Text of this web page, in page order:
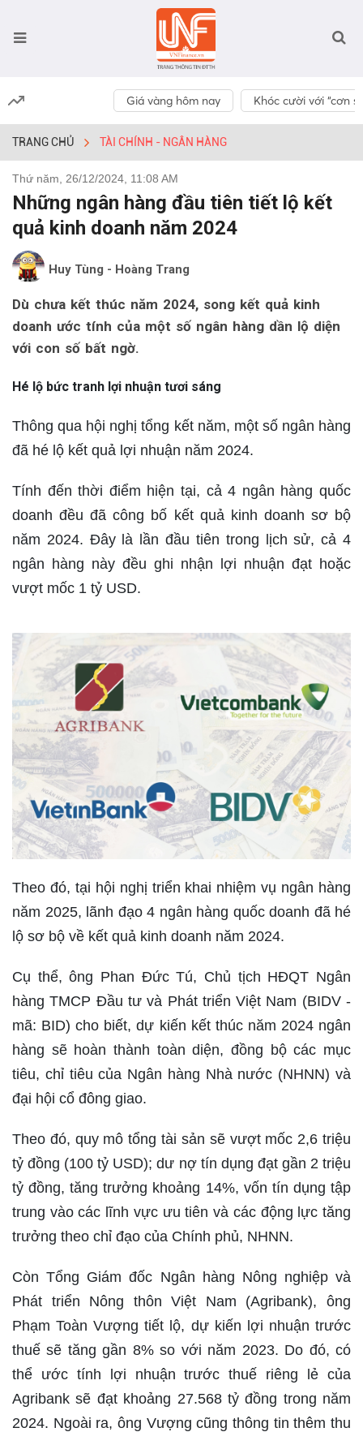
Giá vàng hôm nay Khóc cười với “cơn
TRANG CHỦ TÀI CHÍNH - NGÂN HÀNG
Thứ năm, 26/12/2024, 11:08 AM
Những ngân hàng đầu tiên tiết lộ kết
quả kinh doanh năm 2024
Huy Tùng - Hoàng Trang
Dù chưa kết thúc năm 2024, song kết quả kinh
doanh ước tính của một số ngân hàng dần lộ diện
với con số bất ngờ.
Hé lộ bức tranh lợi nhuận tươi sáng
Thông qua hội nghị tổng kết năm, một số ngân hàng
đã hé lộ kết quả lợi nhuận năm 2024.
Tính đến thời điểm hiện tại, cả 4 ngân hàng quốc
doanh đều đã công bố kết quả kinh doanh sơ bộ
năm 2024. Đây là lần đầu tiên trong lịch sử, cả 4
ngân hàng này đều ghi nhận lợi nhuận đạt hoặc
vượt mốc 1 tỷ USD.
Theo đó, tại hội nghị triển khai nhiệm vụ ngân hàng
năm 2025, lãnh đạo 4 ngân hàng quốc doanh đã hé
lộ sơ bộ về kết quả kinh doanh năm 2024.
Cụ thể, ông Phan Đức Tú, Chủ tịch HĐQT Ngân
hàng TMCP Đầu tư và Phát triển Việt Nam (BIDV -
mã: BID) cho biết, dự kiến kết thúc năm 2024 ngân
hàng sẽ hoàn thành toàn diện, đồng bộ các mục
tiêu, chỉ tiêu của Ngân hàng Nhà nước (NHNN) và
đại hội cổ đông giao.
Theo đó, quy mô tổng tài sản sẽ vượt mốc 2,6 triệu
tỷ đồng (100 tỷ USD); dư nợ tín dụng đạt gần 2 triệu
tỷ đồng, tăng trưởng khoảng 14%, vốn tín dụng tập
trung vào các lĩnh vực ưu tiên và các động lực tăng
trưởng theo chỉ đạo của Chính phủ, NHNN.
Còn Tổng Giám đốc Ngân hàng Nông nghiệp và
Phát triển Nông thôn Việt Nam (Agribank), ông
Phạm Toàn Vượng tiết lộ, dự kiến lợi nhuận trước
thuế sẽ tăng gần 8% so với năm 2023. Do đó, có
thể ước tính lợi nhuận trước thuế riêng lẻ của
Agribank sẽ đạt khoảng 27.568 tỷ đồng trong năm
2024. Ngoài ra, ông Vượng cũng thông tin thêm thu